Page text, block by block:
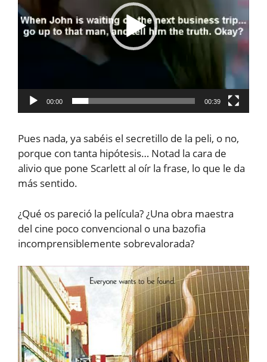
00:00 00:39
Pues nada, ya sabéis el secretillo de la peli, o no,
porque con tanta hipótesis… Notad la cara de
alivio que pone Scarlett al oír la frase, lo que le da
más sentido.
¿Qué os pareció la película? ¿Una obra maestra
del cine poco convencional o una bazofia
incomprensiblemente sobrevalorada?